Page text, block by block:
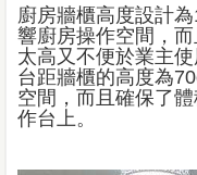
廚房牆櫃高度設計
響廚房操作空間，
太高又不便於業主
台距牆櫃的高度為
空間，而且確保了
作台上。